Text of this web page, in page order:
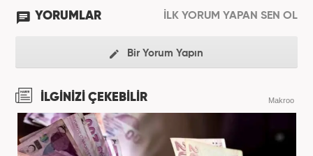
YORUMLAR İLK YORUM YAPAN SEN OL
Bir Yorum Yapın
İLGİNİZİ ÇEKEBİLİR Makroo